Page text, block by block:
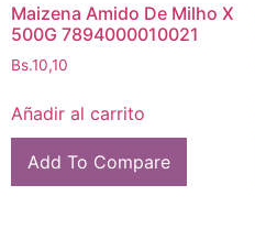
Maizena Amido De Milho X
500G 7894000010021
Bs.10,10
Añadir al carrito
Add To Compare